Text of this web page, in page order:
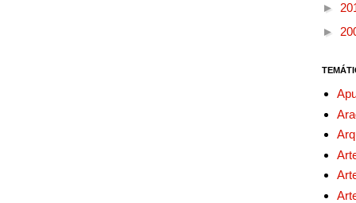
►
►